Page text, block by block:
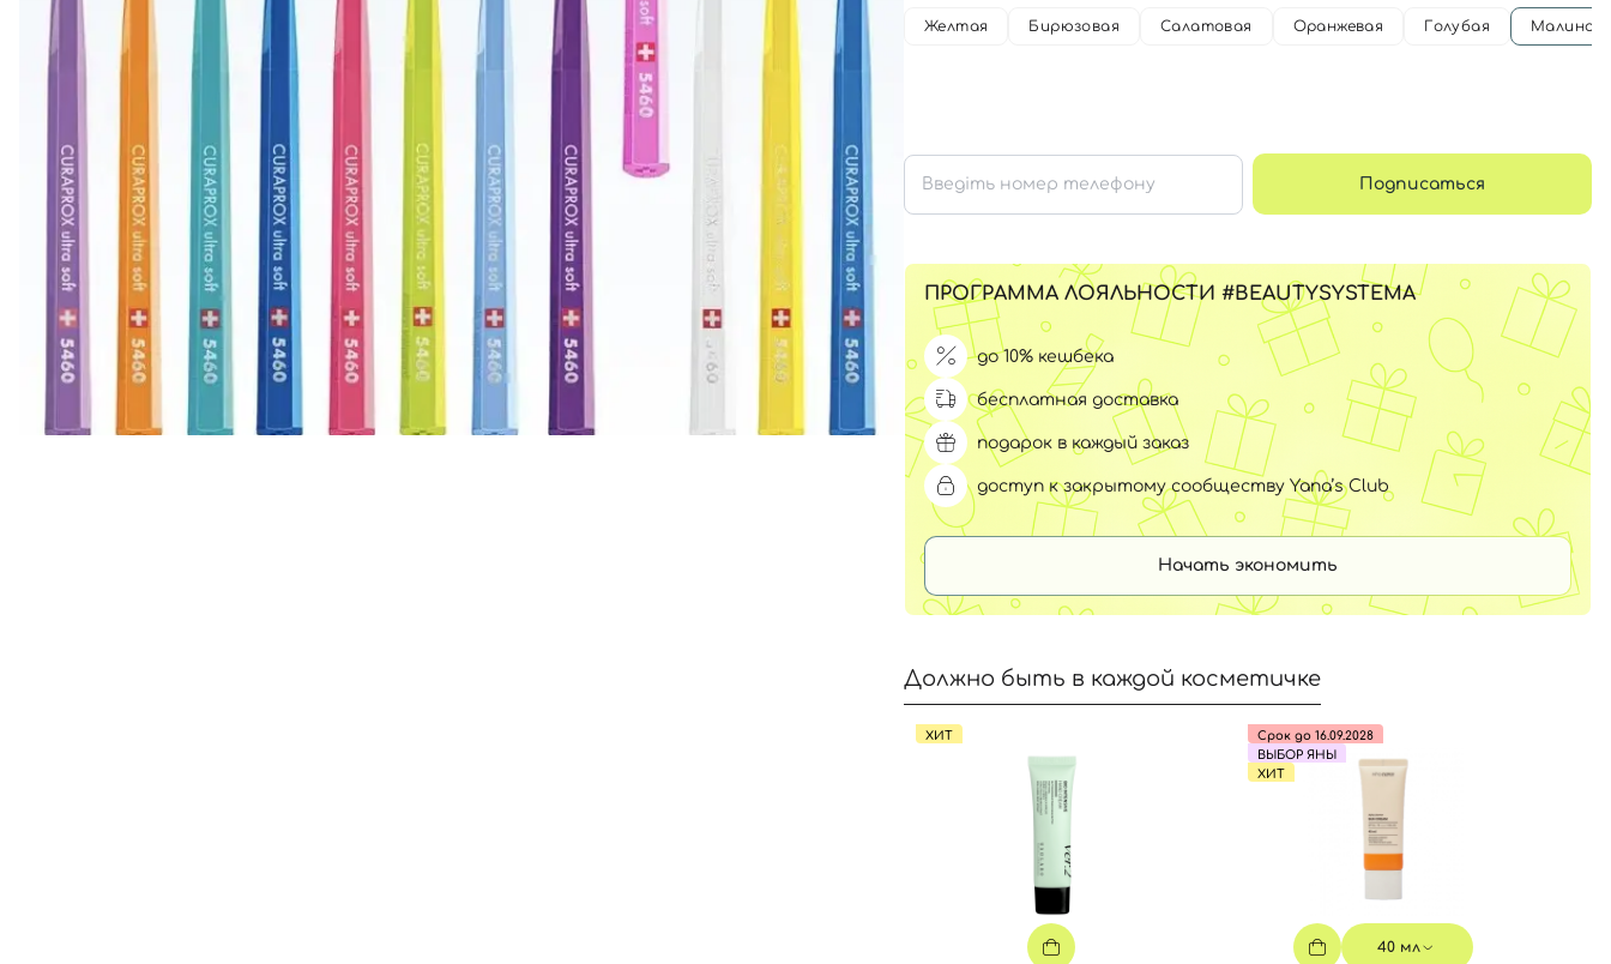
СПФ защита для детей
Для зоны век
Все товары
Желтая Бирюзовая Салатовая Оранжевая Голубая
Подписаться
ПРОГРАММА ЛОЯЛЬНОСТИ #BEAUTYSYSTEMA
до 10% кешбека
бесплатная доставка
подарок в каждый заказ
доступ к закрытому сообществу Yana’s Club
Начать экономить
Должно быть в каждой косметичке
ХИТ
Срок до 16.09.2028
ВЫБОР ЯНЫ
ХИТ
40 мл